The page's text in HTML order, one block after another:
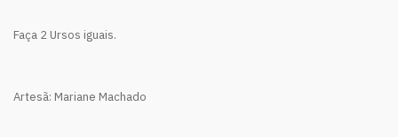
Faça 2 Ursos iguais.
Artesã: Mariane Machado